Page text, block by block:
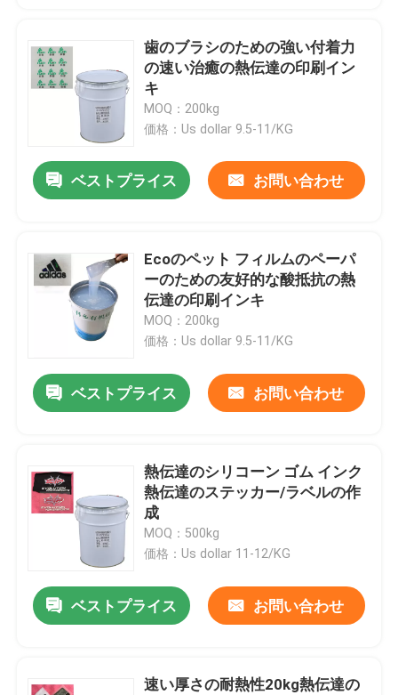
歯のブラシのための強い付着力
の速い治癒の熱伝達の印刷イン
キ
MOQ：200kg
価格：Us dollar 9.5-11/KG
ベストプライス お問い合わせ
Ecoのペット フィルムのペーパ
ーのための友好的な酸抵抗の熱
伝達の印刷インキ
MOQ：200kg
価格：Us dollar 9.5-11/KG
ベストプライス お問い合わせ
熱伝達のシリコーン ゴム インク
熱伝達のステッカー/ラベルの作
成
MOQ：500kg
価格：Us dollar 11-12/KG
ベストプライス お問い合わせ
速い厚さの耐熱性20kg熱伝達の